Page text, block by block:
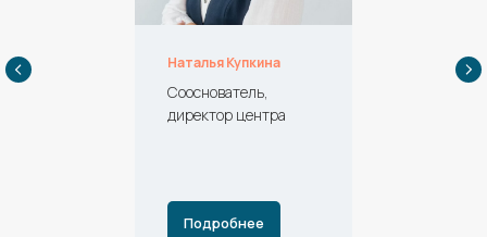
Наталья Купкина
Сооснователь,
директор центра
Подробнее